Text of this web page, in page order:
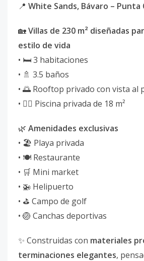
📍 White Sands, Bávaro – Punta
🏡Villas de 230 m² diseñadas
estilo de vida
• 🛏️ 3 habitaciones
• 🚿 3.5 baños
• 🌅 Rooftop privado con vista al
• 🏊‍♂️ Piscina privada de 18 m²
🌿 Amenidades exclusivas
• 🏖️ Playa privada
• 🍽️ Restaurante
• 🛒 Mini market
• 🚁 Helipuerto
• ⛳ Campo de golf
• 🏐 Canchas deportivas
✨ Construidas con materiales
terminaciones elegantes,